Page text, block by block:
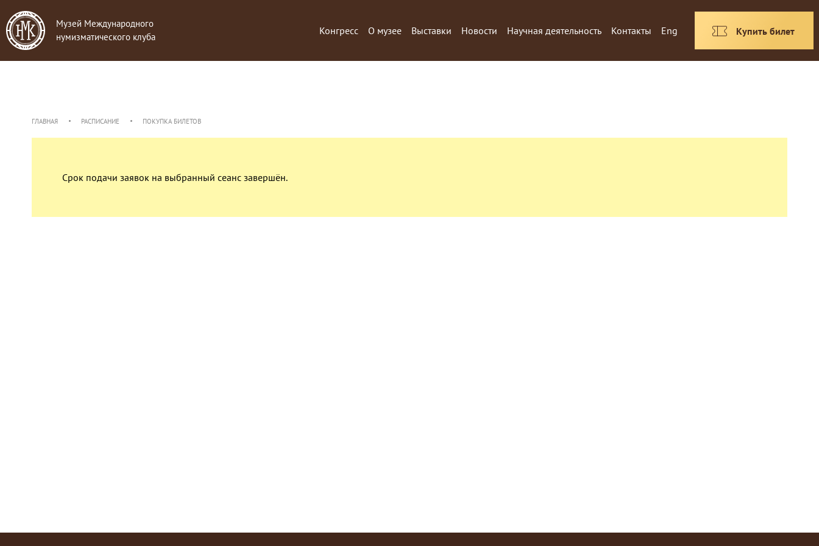
Музей Международного
нумизматического клуба
Конгресс О музее Выставки Новости Научная деятельность Контакты Eng Купить билет
ГЛАВНАЯ РАСПИСАНИЕ ПОКУПКА БИЛЕТОВ
Срок подачи заявок на выбранный сеанс завершён.